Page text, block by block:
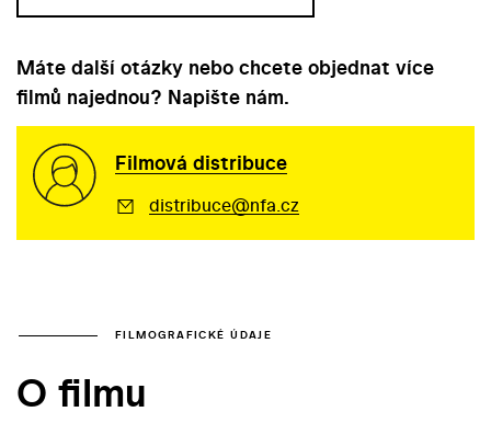
Máte další otázky nebo chcete objednat více
filmů najednou? Napište nám.
Filmová distribuce
distribuce@nfa.cz
FILMOGRAFICKÉ ÚDAJE
O filmu